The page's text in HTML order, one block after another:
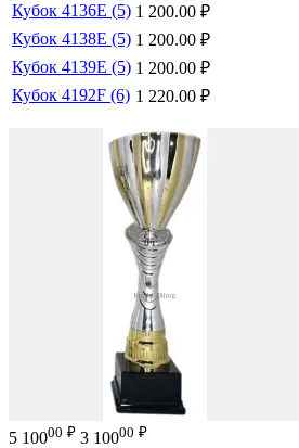
Кубок 4136E (5) 1 200.00 ₽
Кубок 4138E (5) 1 200.00 ₽
Кубок 4139E (5) 1 200.00 ₽
Кубок 4192F (6) 1 220.00 ₽
5 10000 ₽ 3 10000 ₽